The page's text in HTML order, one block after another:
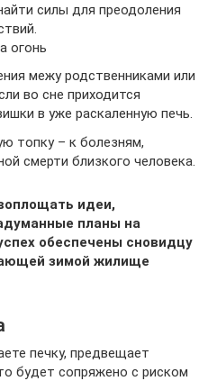
силы для преодоления
огонь
межу родственниками или
во сне приходится
в уже раскаленную печь.
топку – к болезням,
смерти близкого человека.
идеи,
планы на
обеспечены сновидцу
зимой жилище
печку, предвещает
будет сопряжено с риском